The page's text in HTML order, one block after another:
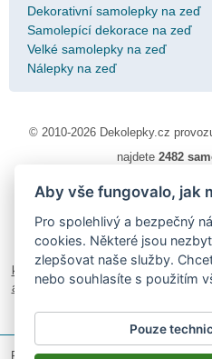
Dekorativní samolepky na zeď
Samolepící dekorace na zeď
Velké samolepky na zeď
Nálepky na zeď
© 2010-2026 Dekolepky.cz
najdete 2482
Návod k lepení|Životnost
podmínky|Ochrana osobních
samolepky na auto |
kühlschrank fotomagnete
foto
aute |logoprinty |nálepky na stenu |
Podle zákona o evidenci tržeb je
Aby vše fungovalo, jak
Pro spolehlivý a bezpečný
cookies. Některé jsou
zlepšovat naše služby.
nebo souhlasíte s použitím
Pouze